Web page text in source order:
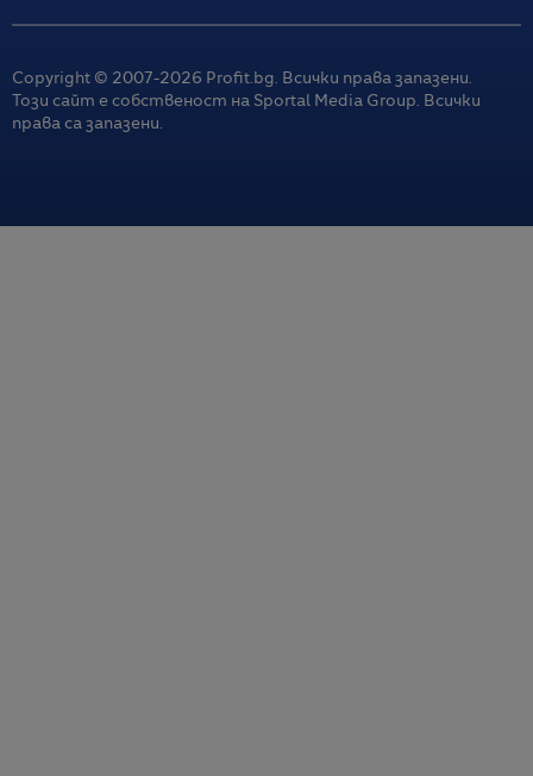
Copyright © 2007-2026 Profit.bg. Всички права запазени.
Този сайт е собственост на Sportal Media Group. Всички
права са запазени.